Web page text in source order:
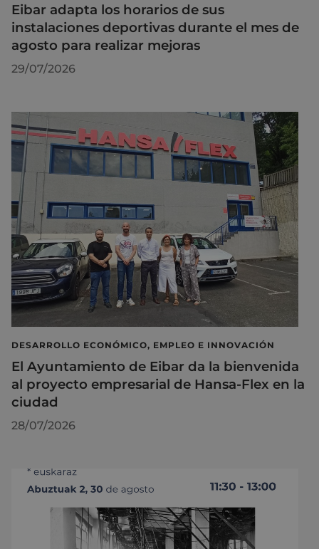
Eibar adapta los horarios de sus
instalaciones deportivas durante el mes de
agosto para realizar mejoras
29/07/2026
DESARROLLO ECONÓMICO, EMPLEO E INNOVACIÓN
El Ayuntamiento de Eibar da la bienvenida
al proyecto empresarial de Hansa-Flex en la
ciudad
28/07/2026